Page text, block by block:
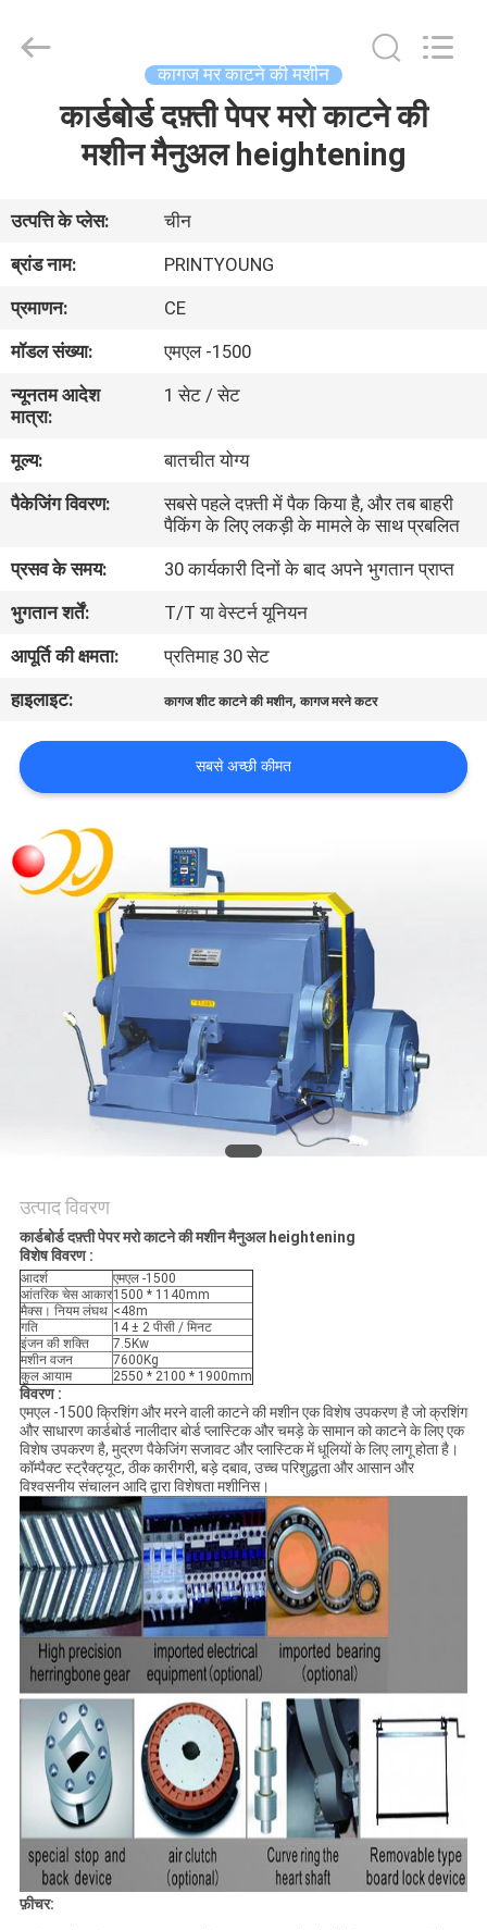
वीडियो
हमारे
बारे
में
कारखाना
भ्रमण
गुणवत्ता
नियंत्रण
संपर्क
एक
उद्धरण
का
साइटमैप
PRIVACY
POLICY
Industry
Co.,Ltd.
कागज मर काटने की मशीन
कार्डबोर्ड दफ़्ती पेपर मरो काटने की
मशीन मैनुअल heightening
उत्पत्ति के प्लेस:
चीन
ब्रांड नाम:
PRINTYOUNG
प्रमाणन:
CE
मॉडल संख्या:
एमएल -1500
न्यूनतम आदेश
मात्रा:
1 सेट / सेट
मूल्य:
बातचीत योग्य
पैकेजिंग विवरण:
सबसे पहले दफ़्ती में पैक किया है, और तब बाहरी
पैकिंग के लिए लकड़ी के मामले के साथ प्रबलित
प्रसव के समय:
30 कार्यकारी दिनों के बाद अपने भुगतान प्राप्त
भुगतान शर्तें:
T/T या वेस्टर्न यूनियन
आपूर्ति की क्षमता:
प्रतिमाह 30 सेट
हाइलाइट:
कागज शीट काटने की मशीन,कागज मरने कटर
सबसे अच्छी कीमत
उत्पाद विवरण
कार्डबोर्ड दफ़्ती पेपर मरो काटने की मशीन मैनुअल heightening
विशेष विवरण :
आदर्श
एमएल -1500
आंतरिक चेस आकार1500 * 1140mm
मैक्स। नियम लंघथ <48m
गति
14 ± 2 पीसी / मिनट
इंजन की शक्ति
7.5Kw
मशीन वजन
7600Kg
कुल आयाम
2550 * 2100 * 1900mm
विवरण :
एमएल -1500 क्रिशिंग और मरने वाली काटने की मशीन एक विशेष उपकरण है जो क्रशिंग
और साधारण कार्डबोर्ड नालीदार बोर्ड प्लास्टिक और चमड़े के सामान को काटने के लिए एक
विशेष उपकरण है, मुद्रण पैकेजिंग सजावट और प्लास्टिक में धूलियों के लिए लागू होता है।
कॉम्पैक्ट स्ट्रैक्ट्यूट, ठीक कारीगरी, बड़े दबाव, उच्च परिशुद्धता और आसान और
विश्वसनीय संचालन आदि द्वारा विशेषता मशीनिस।
फ़ीचर: